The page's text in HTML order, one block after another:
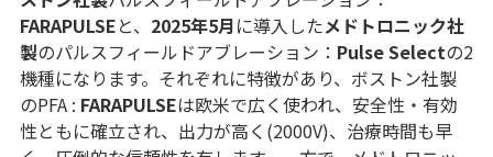
FARAPULSEと、 2025年5月に導入したメドトロニック社
製のパルスフィールドアブレーション： Pulse Selectの2
機種になります。それぞれに特徴があり、ボストン社製
のPFA : FARAPULSEは欧米で広く使われ、安全性・有効
性ともに確立され、出力が高く(2000V)、治療時間も早